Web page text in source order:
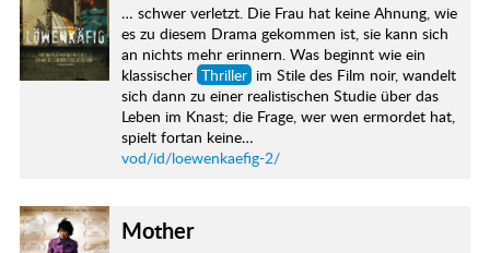
… schwer verletzt. Die Frau hat keine Ahnung, wie
es zu diesem Drama gekommen ist, sie kann sich
an nichts mehr erinnern. Was beginnt wie ein
klassischer Thriller im Stile des Film noir, wandelt
sich dann zu einer realistischen Studie über das
Leben im Knast; die Frage, wer wen ermordet hat,
spielt fortan keine…
vod/id/loewenkaefig-2/
Mother